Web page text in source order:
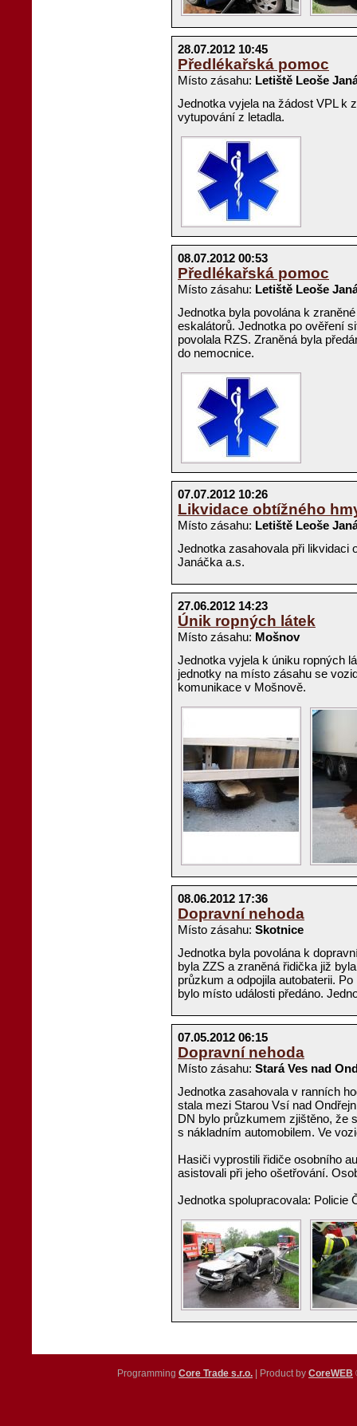
28.07.2012 10:45
Předlékařská pomoc
Místo zásahu: Letiště Leoše
Jednotka vyjela na žádost VPL k
vytupování z letadla.
08.07.2012 00:53
Předlékařská pomoc
Místo zásahu: Letiště Leoše
Jednotka byla povolána k
eskalátorů. Jednotka po ověření
povolala RZS. Zraněná byla
do nemocnice.
07.07.2012 10:26
Likvidace obtížného
Místo zásahu: Letiště Leoše
Jednotka zasahovala při likvidaci
Janáčka a.s.
27.06.2012 14:23
Únik ropných látek
Místo zásahu: Mošnov
Jednotka vyjela k úniku ropných
jednotky na místo zásahu se
komunikace v Mošnově.
08.06.2012 17:36
Dopravní nehoda
Místo zásahu: Skotnice
Jednotka byla povolána k
byla ZZS a zraněná řidička již
průzkum a odpojila autobaterii.
bylo místo události předáno.
07.05.2012 06:15
Dopravní nehoda
Místo zásahu: Stará Ves nad
Jednotka zasahovala v ranních
stala mezi Starou Vsí nad
DN bylo průzkumem zjištěno, že
s nákladním automobilem. Ve
Hasiči vyprostili řidiče osobního
asistovali při jeho ošetřování.
Jednotka spolupracovala: Policie
Programming Core Trade s.r.o. | Product by CoreWEB